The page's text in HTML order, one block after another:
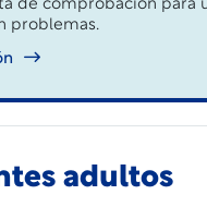
de comprobación para
problemas.
adultos